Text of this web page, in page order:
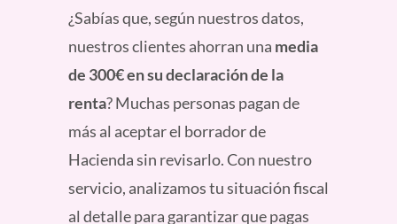
¿Sabías que, según nuestros datos,
nuestros clientes ahorran una media
de 300€ en su declaración de la
renta? Muchas personas pagan de
más al aceptar el borrador de
Hacienda sin revisarlo. Con nuestro
servicio, analizamos tu situación fiscal
al detalle para garantizar que pagas